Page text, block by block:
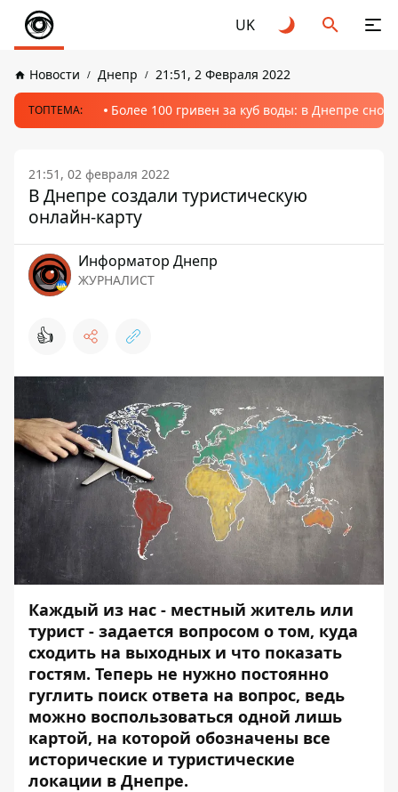
UK
Новости Днепр 21:51, 2 Февраля 2022
ТОПТЕМА: Более 100 гривен за куб воды: в Днепре
21:51, 02 февраля 2022
В Днепре создали туристическую
онлайн-карту
Информатор Днепр
ЖУРНАЛИСТ
👍
Каждый из нас - местный житель или
турист - задается вопросом о том, куда
сходить на выходных и что показать
гостям. Теперь не нужно постоянно
гуглить поиск ответа на вопрос, ведь
можно воспользоваться одной лишь
картой, на которой обозначены все
исторические и туристические
локации в Днепре.